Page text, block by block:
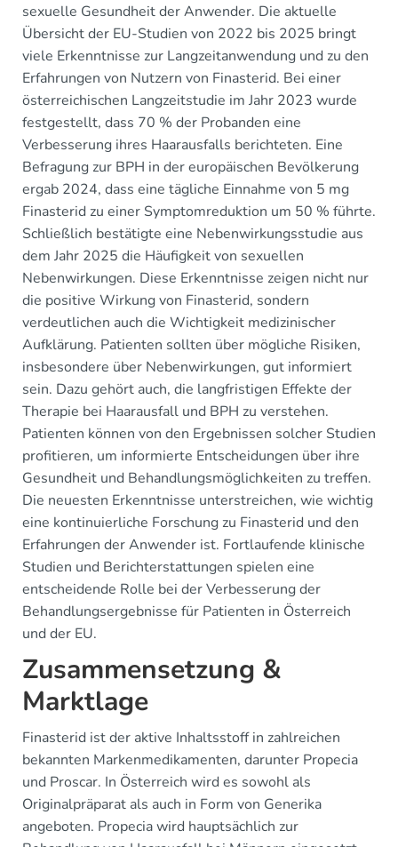
sexuelle Gesundheit der Anwender. Die aktuelle
Übersicht der EU-Studien von 2022 bis 2025 bringt
viele Erkenntnisse zur Langzeitanwendung und zu den
Erfahrungen von Nutzern von Finasterid. Bei einer
österreichischen Langzeitstudie im Jahr 2023 wurde
festgestellt, dass 70 % der Probanden eine
Verbesserung ihres Haarausfalls berichteten. Eine
Befragung zur BPH in der europäischen Bevölkerung
ergab 2024, dass eine tägliche Einnahme von 5 mg
Finasterid zu einer Symptomreduktion um 50 % führte.
Schließlich bestätigte eine Nebenwirkungsstudie aus
dem Jahr 2025 die Häufigkeit von sexuellen
Nebenwirkungen. Diese Erkenntnisse zeigen nicht nur
die positive Wirkung von Finasterid, sondern
verdeutlichen auch die Wichtigkeit medizinischer
Aufklärung. Patienten sollten über mögliche Risiken,
insbesondere über Nebenwirkungen, gut informiert
sein. Dazu gehört auch, die langfristigen Effekte der
Therapie bei Haarausfall und BPH zu verstehen.
Patienten können von den Ergebnissen solcher Studien
profitieren, um informierte Entscheidungen über ihre
Gesundheit und Behandlungsmöglichkeiten zu treffen.
Die neuesten Erkenntnisse unterstreichen, wie wichtig
eine kontinuierliche Forschung zu Finasterid und den
Erfahrungen der Anwender ist. Fortlaufende klinische
Studien und Berichterstattungen spielen eine
entscheidende Rolle bei der Verbesserung der
Behandlungsergebnisse für Patienten in Österreich
und der EU.
Zusammensetzung &
Marktlage
Finasterid ist der aktive Inhaltsstoff in zahlreichen
bekannten Markenmedikamenten, darunter Propecia
und Proscar. In Österreich wird es sowohl als
Originalpräparat als auch in Form von Generika
angeboten. Propecia wird hauptsächlich zur